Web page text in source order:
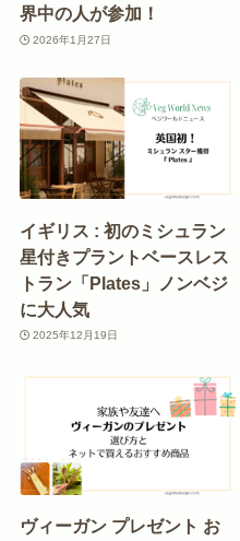
界中の人が参加！
2026年1月27日
イギリス : 初のミシュラン
星付きプラントベースレス
トラン「Plates」ノンベジ
に大人気
2025年12月19日
ヴィーガン プレゼント お